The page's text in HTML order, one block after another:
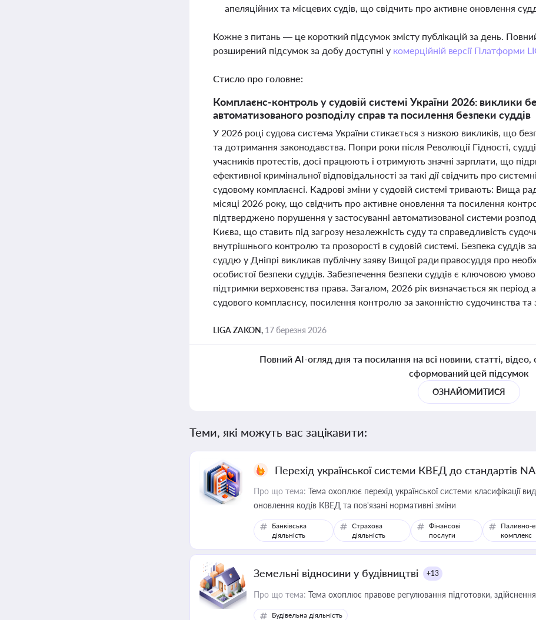
апеляційних та місцевих судів, що свідчить про активне оновлення
Кожне з питань — це короткий підсумок змісту публікацій за день.
розширений підсумок за добу доступні у комерційній версії Платформи
Стисло про головне:
Комплаєнс-контроль у судовій системі України 2026: виклики
автоматизованого розподілу справ та посилення безпеки суддів
У 2026 році судова система України стикається з низкою викликів, що
та дотримання законодавства. Попри роки після Революції Гідності,
учасників протестів, досі працюють і отримують значні зарплати, що
ефективної кримінальної відповідальності за такі дії свідчить про
судовому комплаєнсі. Кадрові зміни у судовій системі тривають: Вища
місяці 2026 року, що свідчить про активне оновлення та посилення
підтверджено порушення у застосуванні автоматизованої системи
Києва, що ставить під загрозу незалежність суду та справедливість
внутрішнього контролю та прозорості в судовій системі. Безпека
суддю у Дніпрі викликав публічну заяву Вищої ради правосуддя про
особистої безпеки суддів. Забезпечення безпеки суддів є ключовою
підтримки верховенства права. Загалом, 2026 рік визначається як
судового комплаєнсу, посилення контролю за законністю судочинства
LIGA ZAKON, 17 березня 2026
Повний AI-огляд дня та посилання на всі новини, статті,
сформований цей підсумок
ОЗНАЙОМИТИСЯ
Теми, які можуть вас зацікавити:
Перехід української системи КВЕД до стандартів
Про що тема: Тема охоплює перехід української системи класифікації
оновлення кодів КВЕД та пов'язані нормативні зміни
Банківська
діяльність
Страхова
діяльність
Фінансові
послуги
Паливно-
комплекс
Земельні відносини у будівництві +13
Про що тема: Тема охоплює правове регулювання підготовки,
Будівельна діяльність